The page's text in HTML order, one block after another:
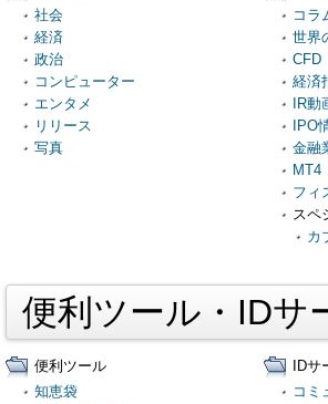
社会
経済
政治
コンピューター
エンタメ
リリース
写真
コラ
世界
CFD
経済
IR動
IPO
金融
MT4
フィ
スペ
カ
便利ツール・IDサ
便利ツール
知恵袋
IDサ
コミ